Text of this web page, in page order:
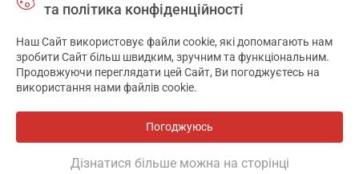
ПЕРЕД ЗАСТОСУВАННЯМ ПРЕПАРАТУ ПРОКОНСУЛЬТУЙТЕСЬ
ТОВ «АПТЕКА 911.ЮА» Код ЄДРПОУ 43631965.
Відмова від відповідальності
© 2014-2026. Медична інформаційна система АПТЕКА911.ЮА
та політика конфіденційності
Наш Сайт використовує файли cookie, які допомагають нам
зробити Сайт більш швидким, зручним та функціональним.
Продовжуючи переглядати цей Сайт, Ви погоджуєтесь на
використання нами файлів cookie.
Погоджуюсь
Дізнатися більше можна на сторінці
✕